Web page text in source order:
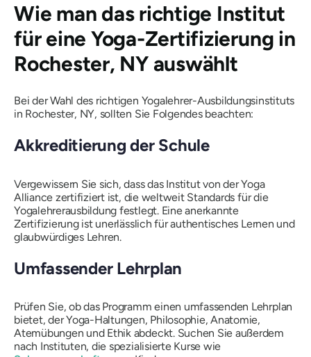
Wie man das richtige Institut
für eine Yoga-Zertifizierung in
Rochester, NY auswählt
Bei der Wahl des richtigen Yogalehrer-Ausbildungsinstituts
in Rochester, NY, sollten Sie Folgendes beachten:
Akkreditierung der Schule
Vergewissern Sie sich, dass das Institut von der Yoga
Alliance zertifiziert ist, die weltweit Standards für die
Yogalehrerausbildung festlegt. Eine anerkannte
Zertifizierung ist unerlässlich für authentisches Lernen und
glaubwürdiges Lehren.
Umfassender Lehrplan
Prüfen Sie, ob das Programm einen umfassenden Lehrplan
bietet, der Yoga-Haltungen, Philosophie, Anatomie,
Atemübungen und Ethik abdeckt. Suchen Sie außerdem
nach Instituten, die spezialisierte Kurse wie